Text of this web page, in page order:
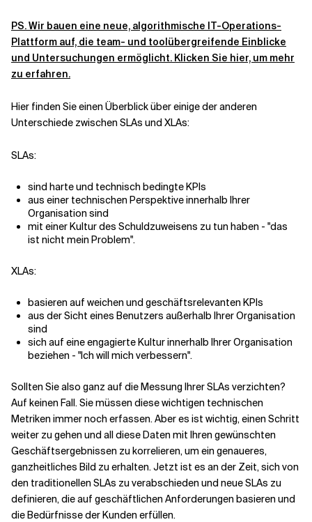
PS. Wir bauen eine neue, algorithmische IT-Operations-
Plattform auf, die team- und toolübergreifende Einblicke
und Untersuchungen ermöglicht. Klicken Sie hier, um mehr
zu erfahren.
Hier finden Sie einen Überblick über einige der anderen
Unterschiede zwischen SLAs und XLAs:
SLAs:
sind harte und technisch bedingte KPIs
aus einer technischen Perspektive innerhalb Ihrer
Organisation sind
mit einer Kultur des Schuldzuweisens zu tun haben - "das
ist nicht mein Problem".
XLAs:
basieren auf weichen und geschäftsrelevanten KPIs
aus der Sicht eines Benutzers außerhalb Ihrer Organisation
sind
sich auf eine engagierte Kultur innerhalb Ihrer Organisation
beziehen - "Ich will mich verbessern".
Sollten Sie also ganz auf die Messung Ihrer SLAs verzichten?
Auf keinen Fall. Sie müssen diese wichtigen technischen
Metriken immer noch erfassen. Aber es ist wichtig, einen Schritt
weiter zu gehen und all diese Daten mit Ihren gewünschten
Geschäftsergebnissen zu korrelieren, um ein genaueres,
ganzheitliches Bild zu erhalten. Jetzt ist es an der Zeit, sich von
den traditionellen SLAs zu verabschieden und neue SLAs zu
definieren, die auf geschäftlichen Anforderungen basieren und
die Bedürfnisse der Kunden erfüllen.